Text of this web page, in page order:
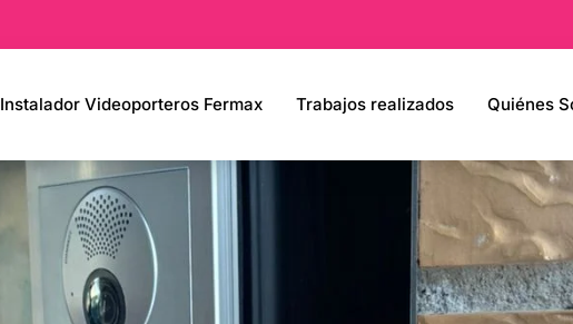
Instalador Videoporteros Fermax Trabajos realizados Quiénes